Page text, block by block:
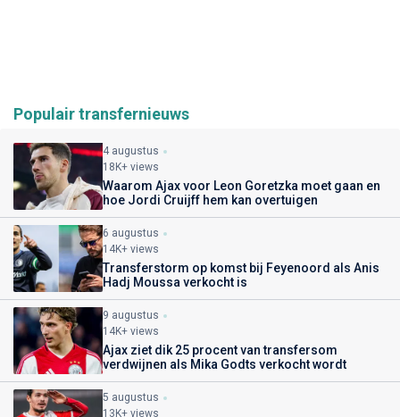
Populair transfernieuws
4 augustus
18K+ views
Waarom Ajax voor Leon Goretzka moet gaan en
hoe Jordi Cruijff hem kan overtuigen
6 augustus
14K+ views
Transferstorm op komst bij Feyenoord als Anis
Hadj Moussa verkocht is
9 augustus
14K+ views
Ajax ziet dik 25 procent van transfersom
verdwijnen als Mika Godts verkocht wordt
5 augustus
13K+ views